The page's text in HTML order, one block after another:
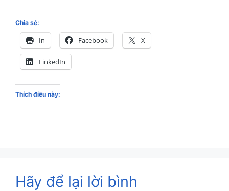
Chia sẻ:
In Facebook X
LinkedIn
Thích điều này:
Hãy để lại lời bình